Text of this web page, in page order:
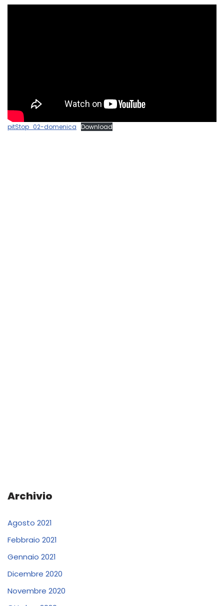
pitStop_02-domenica Download
Archivio
Agosto 2021
Febbraio 2021
Gennaio 2021
Dicembre 2020
Novembre 2020